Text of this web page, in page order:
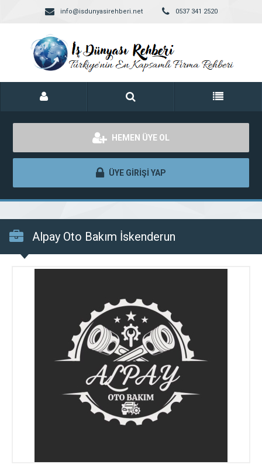
info@isdunyasirehberi.net 0537 341 2520
HEMEN ÜYE OL
ÜYE GİRİŞİ YAP
Alpay Oto Bakım İskenderun